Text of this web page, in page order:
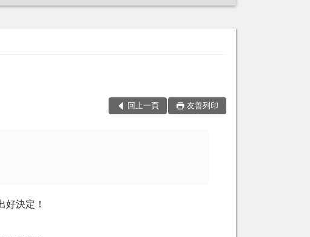
回上一頁 友善列印
好決定！